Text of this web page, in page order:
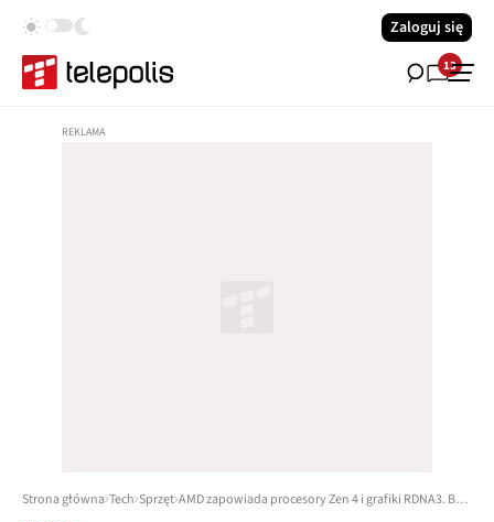
Zaloguj się
13
Strona główna Tech Sprzęt AMD zapowiada procesory Zen 4 i grafiki RDNA3. Będą bardzo konkurencyjne